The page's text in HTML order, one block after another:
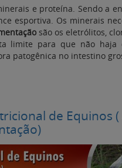
e proteína. Sendo a
esportiva. Os minerais
são os eletrólitos,
limite para que não haja
patogênica no intestino
de Equinos